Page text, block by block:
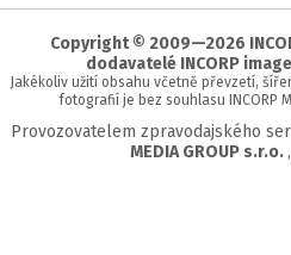
Copyright © 2009—2026
dodavatelé INCORP
Jakékoliv užití obsahu včetně převzetí,
fotografií je bez souhlasu INCORP
Provozovatelem zpravodajského
MEDIA GROUP s.r.o.